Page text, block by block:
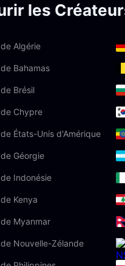
les
Algérie
Bahamas
Brésil
Chypre
États-Unis d'Amérique
Géorgie
Indonésie
Kenya
Myanmar
Nouvelle-Zélande